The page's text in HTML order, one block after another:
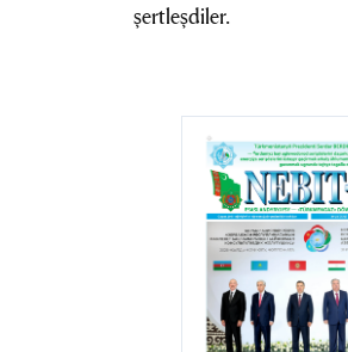
şertleşdiler.